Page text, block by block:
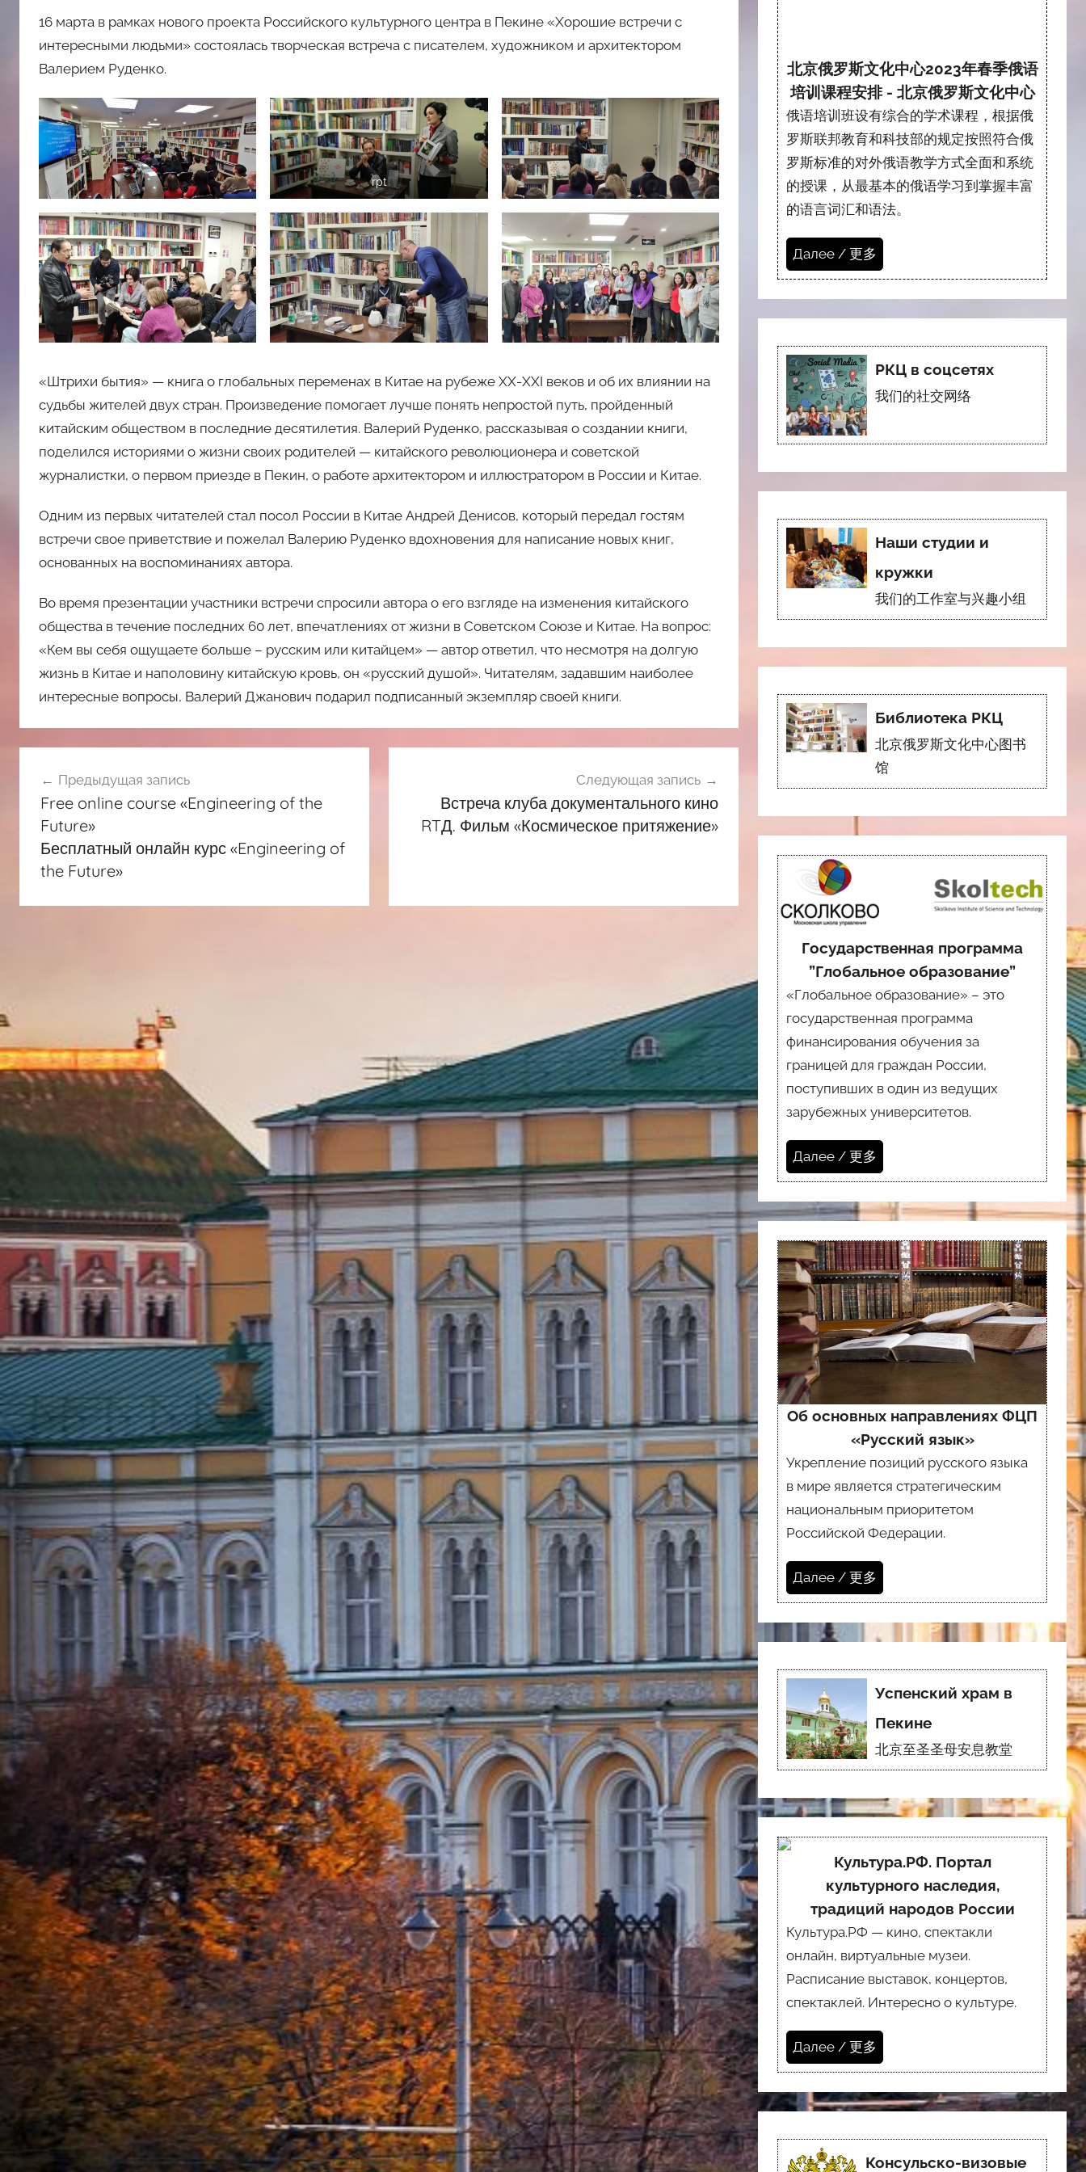
16 марта в рамках нового проекта Российского культурного центра в Пекине «Хорошие встречи с
интересными людьми» состоялась творческая встреча с писателем, художником и архитектором
Валерием Руденко.
rpt
«Штрихи бытия» — книга о глобальных переменах в Китае на рубеже XX-XXI веков и об их влиянии на
судьбы жителей двух стран. Произведение помогает лучше понять непростой путь, пройденный
китайским обществом в последние десятилетия. Валерий Руденко, рассказывая о создании книги,
поделился историями о жизни своих родителей — китайского революционера и советской
журналистки, о первом приезде в Пекин, о работе архитектором и иллюстратором в России и Китае.
Одним из первых читателей стал посол России в Китае Андрей Денисов, который передал гостям
встречи свое приветствие и пожелал Валерию Руденко вдохновения для написание новых книг,
основанных на воспоминаниях автора.
Во время презентации участники встречи спросили автора о его взгляде на изменения китайского
общества в течение последних 60 лет, впечатлениях от жизни в Советском Союзе и Китае. На вопрос:
«Кем вы себя ощущаете больше – русским или китайцем» — автор ответил, что несмотря на долгую
жизнь в Китае и наполовину китайскую кровь, он «русский душой». Читателям, задавшим наиболее
интересные вопросы, Валерий Джанович подарил подписанный экземпляр своей книги.
по
записям
Предыдущая запись
Free online course «Engineering of the
Future»
Бесплатный онлайн курс «Engineering of
the Future»
Следующая запись
Встреча клуба документального кино
RTД. Фильм «Космическое притяжение»
北京俄罗斯文化中心2023年春季俄语
培训课程安排 - 北京俄罗斯文化中心
俄语培训班设有综合的学术课程，根据俄
罗斯联邦教育和科技部的规定按照符合俄
罗斯标准的对外俄语教学方式全面和系统
的授课，从最基本的俄语学习到掌握丰富
的语言词汇和语法。
Далее / 更多
РКЦ в соцсетях
我们的社交网络
Наши студии и
кружки
我们的工作室与兴趣小组
Библиотека РКЦ
北京俄罗斯文化中心图书
馆
Государственная программа
”Глобальное образование”
«Глобальное образование» – это
государственная программа
финансирования обучения за
границей для граждан России,
поступивших в один из ведущих
зарубежных университетов.
Далее / 更多
Об основных направлениях ФЦП
«Русский язык»
Укрепление позиций русского языка
в мире является стратегическим
национальным приоритетом
Российской Федерации.
Далее / 更多
Успенский храм в
Пекине
北京至圣圣母安息教堂
Культура.РФ. Портал
культурного наследия,
традиций народов России
Культура.РФ — кино, спектакли
онлайн, виртуальные музеи.
Расписание выставок, концертов,
спектаклей. Интересно о культуре.
Далее / 更多
Консульско-визовые